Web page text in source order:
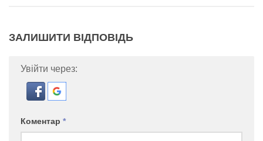
ЗАЛИШИТИ ВІДПОВІДЬ
Увійти через:
Коментар *